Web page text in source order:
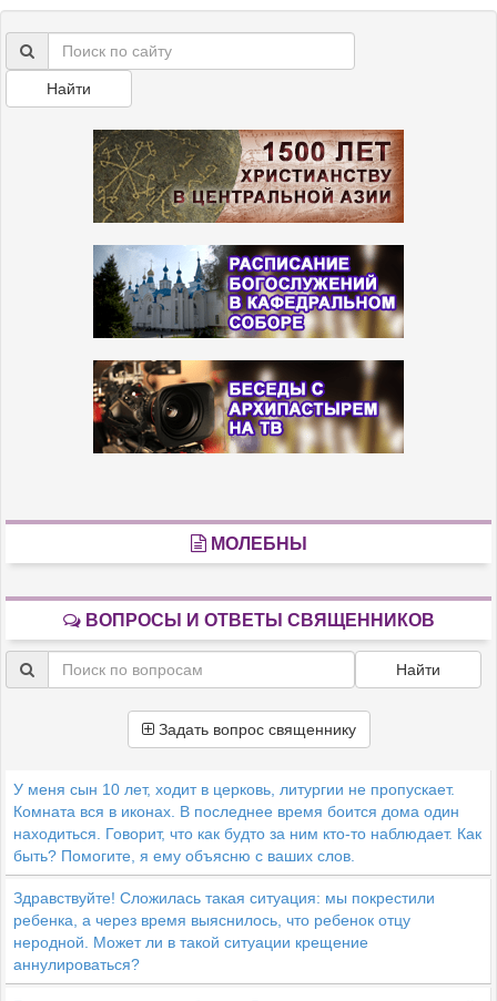
Найти
МОЛЕБНЫ
ВОПРОСЫ И ОТВЕТЫ СВЯЩЕННИКОВ
Найти
Задать вопрос священнику
У меня сын 10 лет, ходит в церковь, литургии не пропускает.
Комната вся в иконах. В последнее время боится дома один
находиться. Говорит, что как будто за ним кто-то наблюдает. Как
быть? Помогите, я ему объясню с ваших слов.
Здравствуйте! Сложилась такая ситуация: мы покрестили
ребенка, а через время выяснилось, что ребенок отцу
неродной. Может ли в такой ситуации крещение
аннулироваться?